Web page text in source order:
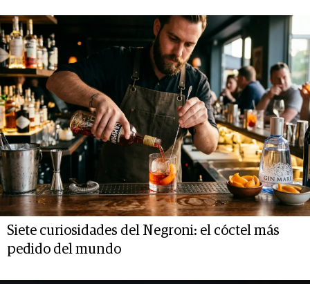
Siete curiosidades del Negroni: el cóctel más
pedido del mundo